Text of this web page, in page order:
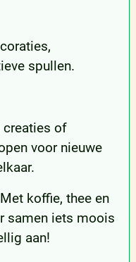
spullen.
creaties of
voor nieuwe
koffie, thee en
samen iets moois
aan!